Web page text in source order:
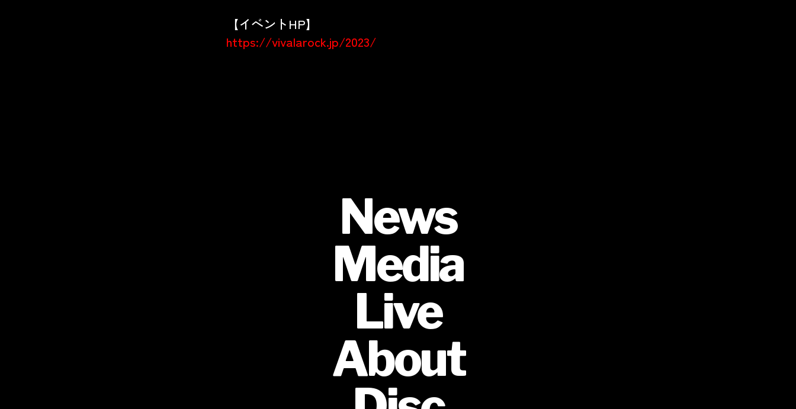
【イベントHP】
https://vivalarock.jp/2023/
News
Media
Live
About